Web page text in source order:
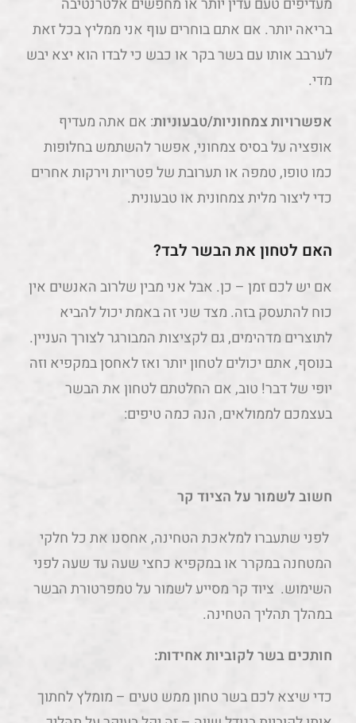
בריאה יותר. אם אתם בוחרים עוף אני ממליץ בכל זאת
לערבב אותו עם בשר בקר או כבש כי לבדו הוא יצא יבש
מדי.
אפשרויות צמחוניות/טבעוניות: אם אתה מעדיף
אופציה על בסיס צמחוני, אפשר להשתמש בחלופות
כמו טופו, טמפה או תערובת של פטריות וירקות אחרים
כדי ליצור מלית צמחונית או טבעונית.
האם לטחון את הבשר לבד?
אם יש לכם זמן – כן. אבל אני מבין שלרוב האנשים אין
כוח להתעסק בזה. מצד שני זה באמת יכול להביא
לתוצרים מדהימים, גם לקציצות המבורגר לצורך העניין.
בנוסף, אתם יכולים לטחון יותר ואז לאחסן במקפיא וזה
יופי של דבר! טוב, אם החלטתם לטחון את הבשר
בעצמכם לממולאים, הנה כמה טיפים:
חשוב לשמור על הציוד קר
לפני שתעברו למלאכת הטחינה, אחסנו את כל חלקי
המטחנה במקרר או במקפיא כחצי שעה עד שעה לפני
השימוש. ציוד קר מסייע לשמור על טמפרטורת הבשר
במהלך תהליך הטחינה.
חותכים בשר לקוביות אחידות:
כדי שיצא לכם בשר טחון ממש טעים – מומלץ לחתוך